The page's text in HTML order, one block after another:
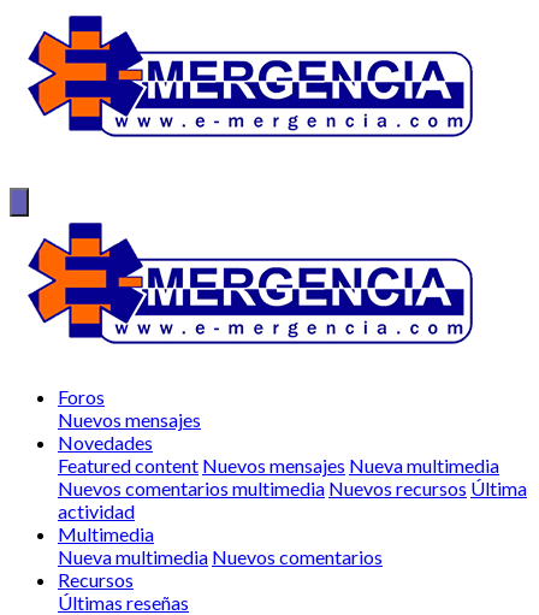
Foros
Nuevos mensajes
Novedades
Featured content Nuevos mensajes Nueva multimedia
Nuevos comentarios multimedia Nuevos recursos Última
actividad
Multimedia
Nueva multimedia Nuevos comentarios
Recursos
Últimas reseñas